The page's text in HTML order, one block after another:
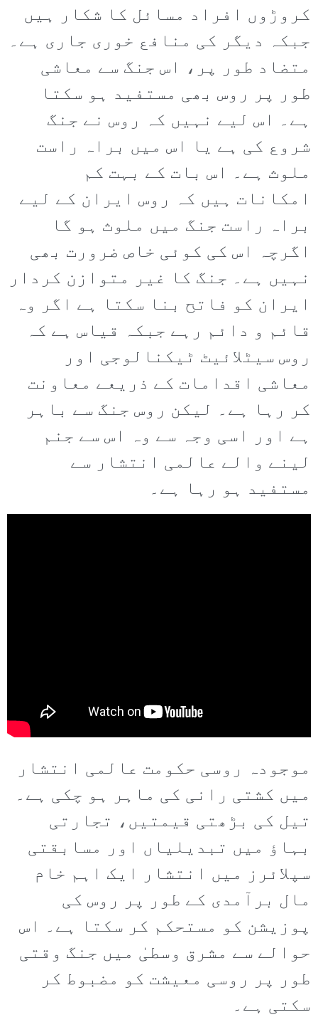
کروڑوں افراد مسائل کا شکار ہیں
جبکہ دیگر کی منافع خوری جاری ہے۔
متضاد طور پر، اس جنگ سے معاشی
طور پر روس بھی مستفید ہو سکتا
ہے۔ اس لیے نہیں کہ روس نے جنگ
شروع کی ہے یا اس میں براہ راست
ملوث ہے۔ اس بات کے بہت کم
امکانات ہیں کہ روس ایران کے لیے
براہ راست جنگ میں ملوث ہو گا
اگرچہ اس کی کوئی خاص ضرورت بھی
نہیں ہے۔ جنگ کا غیر متوازن کردار
ایران کو فاتح بنا سکتا ہے اگر وہ
قائم و دائم رہے جبکہ قیاس ہے کہ
روس سیٹلائیٹ ٹیکنالوجی اور
معاشی اقدامات کے ذریعے معاونت
کر رہا ہے۔ لیکن روس جنگ سے باہر
ہے اور اسی وجہ سے وہ اس سے جنم
لینے والے عالمی انتشار سے
مستفید ہو رہا ہے۔
موجودہ روسی حکومت عالمی انتشار
میں کشتی رانی کی ماہر ہو چکی ہے۔
تیل کی بڑھتی قیمتیں، تجارتی
بہاؤ میں تبدیلیاں اور مسابقتی
سپلائرز میں انتشار ایک اہم خام
مال برآمدی کے طور پر روس کی
پوزیشن کو مستحکم کر سکتا ہے۔ اس
حوالے سے مشرق وسطیٰ میں جنگ وقتی
طور پر روسی معیشت کو مضبوط کر
سکتی ہے۔